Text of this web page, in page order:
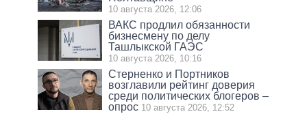
10 августа 2026, 12:06
ВАКС продлил обязанности
бизнесмену по делу
Ташлыкской ГАЭС
10 августа 2026, 10:16
Стерненко и Портников
возглавили рейтинг доверия
среди политических блогеров –
опрос 10 августа 2026, 12:52